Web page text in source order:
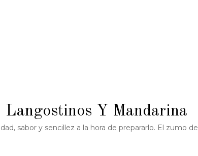
Langostinos Y Mandarina
sabor y sencillez a la hora de prepararlo. El zumo de